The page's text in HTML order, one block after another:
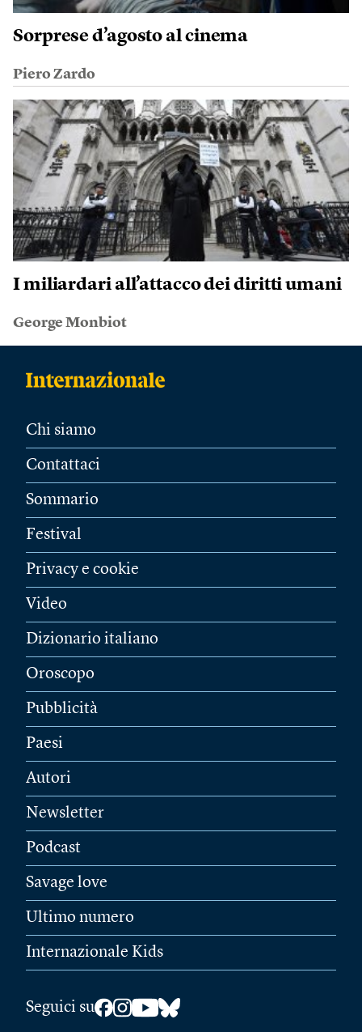
Sorprese d’agosto al cinema
Piero Zardo
I miliardari all’attacco dei diritti umani
George Monbiot
Chi siamo
Contattaci
Sommario
Festival
Privacy e cookie
Video
Dizionario italiano
Oroscopo
Pubblicità
Paesi
Autori
Newsletter
Podcast
Savage love
Ultimo numero
Internazionale Kids
Seguici su